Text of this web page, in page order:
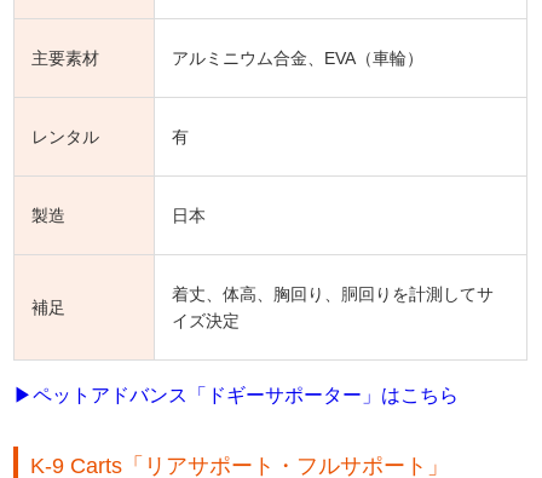
主要素材 アルミニウム合金、EVA（車輪）
レンタル 有
製造 日本
補足
着丈、体高、胸回り、胴回りを計測してサ
イズ決定
▶ペットアドバンス「ドギーサポーター」はこちら
K-9 Carts「リアサポート・フルサポート」